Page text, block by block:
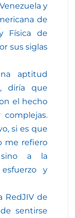
y
de
Física de
sus siglas
aptitud
diría que
el hecho
si es que
me refiero
sino a la
y
RedJIV de
sentirse